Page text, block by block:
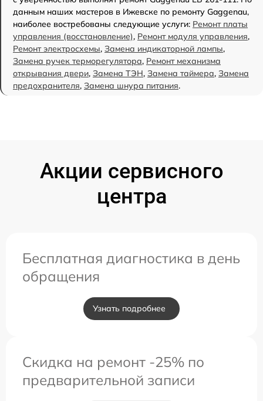
данным наших мастеров в Ижевске по ремонту Gaggenau,
наиболее востребованы следующие услуги: Ремонт платы
управления (восстановление), Ремонт модуля управления,
Ремонт электросхемы, Замена индикаторной лампы,
Замена ручек терморегулятора, Ремонт механизма
открывания двери, Замена ТЭН, Замена таймера, Замена
предохранителя, Замена шнура питания.
Акции сервисного
центра
Бесплатная диагностика в день
обращения
Узнать подробнее
Скидка на ремонт -25% по
предварительной записи